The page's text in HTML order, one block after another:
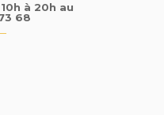
à 20h au
68